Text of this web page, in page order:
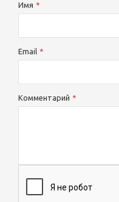
Имя
Email
Комментарий